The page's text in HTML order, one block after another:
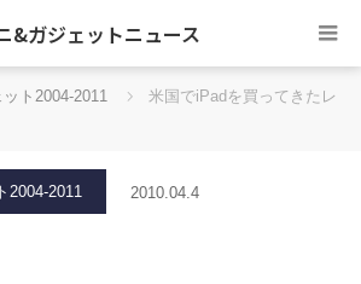
ガジェットニュース
ト2004-2011
米国でiPadを買ってきたレ
2004-2011 2010.04.4